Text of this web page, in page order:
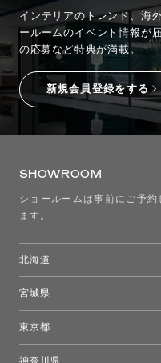
インテリアのトレンド、海
ールームのイベント情報が
の応募など特典が満載。
新規会員登録をする
SHOWROOM
ショールームは事前にご予
ます。
北海道
宮城県
東京都
神奈川県